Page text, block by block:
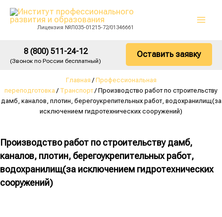
Перейти
содержимому
Лицензия №Л035-01215-72/01346661
8 (800) 511-24-12
(Звонок по России бесплатный)
Оставить заявку
Главная /Профессиональная
переподготовка / Транспорт / Производство работ по строительству
дамб, каналов, плотин, берегоукрепительных работ, водохранилищ(за
исключением гидротехнических сооружений)
Производство работ по строительству дамб,
каналов, плотин, берегоукрепительных работ,
водохранилищ(за исключением гидротехнических
сооружений)